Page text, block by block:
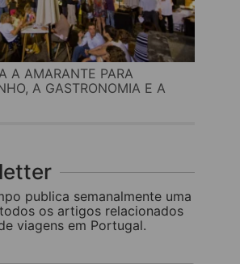
A AMARANTE PARA
A GASTRONOMIA E A
publica semanalmente uma
os artigos relacionados
viagens em Portugal.